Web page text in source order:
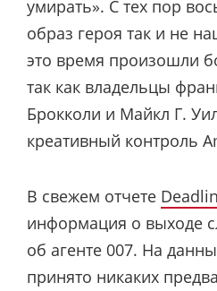
умирать». С тех пор
образ героя так и не
это время произошли
так как владельцы
Брокколи и Майкл Г.
креативный контроль
В свежем отчете
информация о выходе
об агенте 007. На
принято никаких